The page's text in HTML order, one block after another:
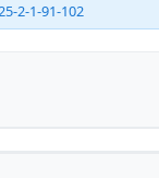
2-1-91-102